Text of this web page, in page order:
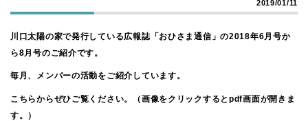
2019/01/11
川口太陽の家で発行している広報誌「おひさま通信」の2018年6月号か
ら8月号のご紹介です。
毎月、メンバーの活動をご紹介しています。
こちらからぜひご覧ください。（画像をクリックするとpdf画面が開きま
す。）